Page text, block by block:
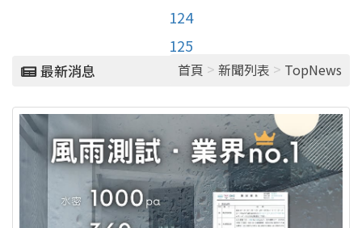
124
125
最新消息 首頁 > 新聞列表 > TopNews